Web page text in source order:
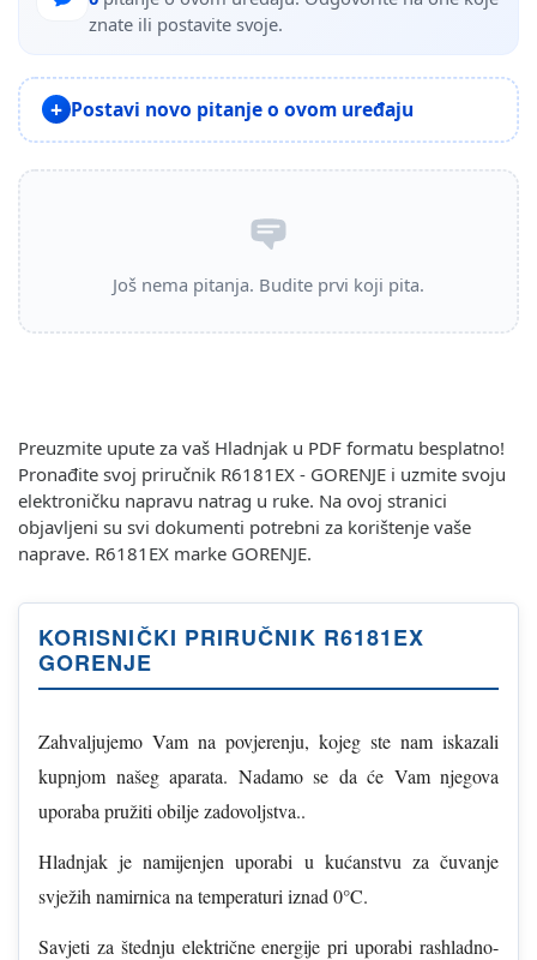
znate ili postavite svoje.
Postavi novo pitanje o ovom uređaju
Još nema pitanja. Budite prvi koji pita.
Preuzmite upute za vaš Hladnjak u PDF formatu besplatno!
Pronađite svoj priručnik R6181EX - GORENJE i uzmite svoju
elektroničku napravu natrag u ruke. Na ovoj stranici
objavljeni su svi dokumenti potrebni za korištenje vaše
naprave. R6181EX marke GORENJE.
KORISNIČKI PRIRUČNIK R6181EX
GORENJE
Zahvaljujemo Vam na povjerenju, kojeg ste nam iskazali
kupnjom našeg aparata. Nadamo se da će Vam njegova
uporaba pružiti obilje zadovoljstva..
Hladnjak je namijenjen uporabi u kućanstvu za čuvanje
svježih namirnica na temperaturi iznad 0°C.
Savjeti za štednju električne energije pri uporabi rashladno-